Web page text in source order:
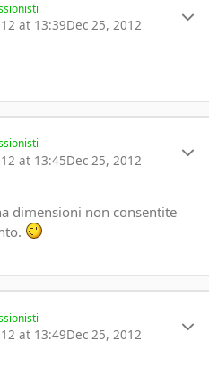
at 13:39Dec 25, 2012
at 13:45Dec 25, 2012
dimensioni non consentite
at 13:49Dec 25, 2012